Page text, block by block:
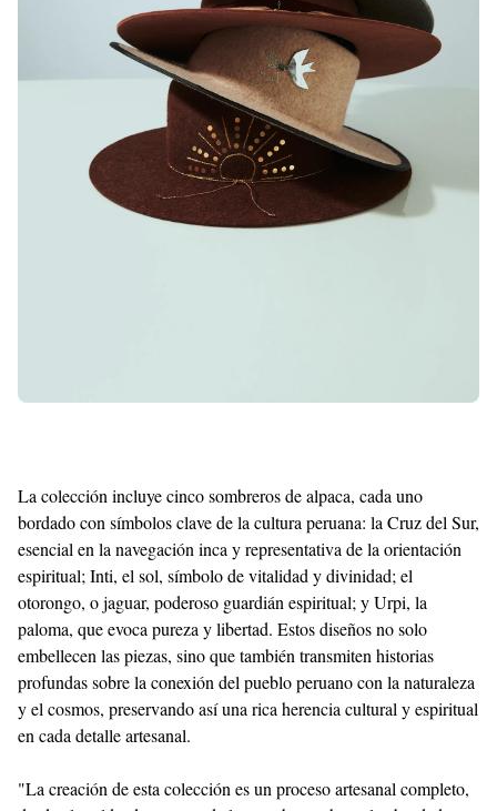
La colección incluye cinco sombreros de alpaca, cada uno
bordado con símbolos clave de la cultura peruana: la Cruz del Sur,
esencial en la navegación inca y representativa de la orientación
espiritual; Inti, el sol, símbolo de vitalidad y divinidad; el
otorongo, o jaguar, poderoso guardián espiritual; y Urpi, la
paloma, que evoca pureza y libertad. Estos diseños no solo
embellecen las piezas, sino que también transmiten historias
profundas sobre la conexión del pueblo peruano con la naturaleza
y el cosmos, preservando así una rica herencia cultural y espiritual
en cada detalle artesanal.
"La creación de esta colección es un proceso artesanal completo,